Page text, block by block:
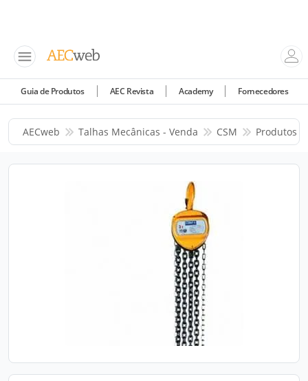
Guia de Produtos AEC Revista Academy Fornecedores
AECweb Talhas Mecânicas - Venda CSM Produtos